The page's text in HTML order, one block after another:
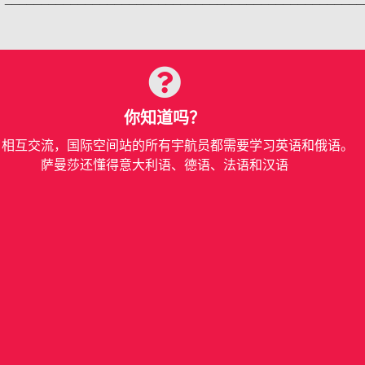
你知道吗？
互交流，国际空间站的所有宇航员都需要学习英语和俄语。
萨曼莎还懂得意大利语、德语、法语和汉语